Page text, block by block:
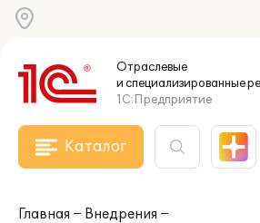
Отраслевые
и специализированные
1С:Предприятие
Каталог
Главная
Внедрения